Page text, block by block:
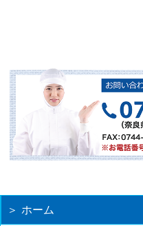
ホーム